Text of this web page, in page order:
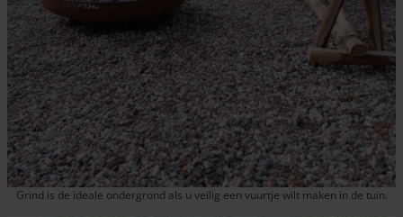
Grind is de ideale ondergrond als u veilig een vuurtje wilt maken in de tuin.